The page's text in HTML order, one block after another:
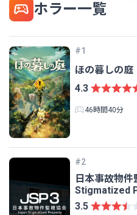
ホラー一覧
#1
ほの暮しの庭
4.3
46時間40分
#2
日本事故物
Stigmatized
3.5